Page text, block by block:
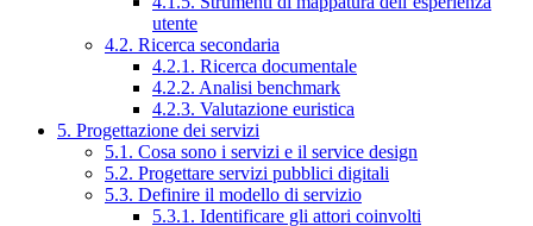
utente
4.2. Ricerca secondaria
4.2.1. Ricerca documentale
4.2.2. Analisi benchmark
4.2.3. Valutazione euristica
5. Progettazione dei servizi
5.1. Cosa sono i servizi e il service design
5.2. Progettare servizi pubblici digitali
5.3. Definire il modello di servizio
5.3.1. Identificare gli attori coinvolti